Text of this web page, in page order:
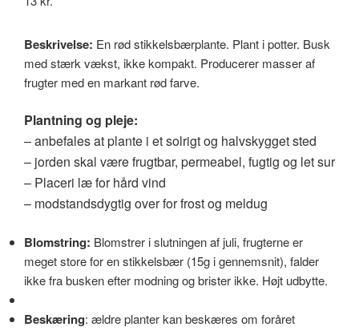
Beskrivelse: En rød stikkelsbærplante. Plant i potter. Busk
med stærk vækst, ikke kompakt. Producerer masser af
frugter med en markant rød farve.
Plantning og pleje:
– anbefales at plante i et solrigt og halvskygget sted
– jorden skal være frugtbar, permeabel, fugtig og let sur
– Placeri læ for hård vind
– modstandsdygtig over for frost og meldug
Blomstring: Blomstrer i slutningen af juli, frugterne er
meget store for en stikkelsbær (15g i gennemsnit), falder
ikke fra busken efter modning og brister ikke. Højt udbytte.
Beskæring: ældre planter kan beskæres om foråret